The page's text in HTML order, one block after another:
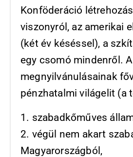
Konföderáció
viszonyról, az amerikai
(két év késéssel), a
egy csomó mindenről.
megnyilvánulásainak
pénzhatalmi világelit (a
1. szabadkőműves
2. végül nem akart
Magyarországból,